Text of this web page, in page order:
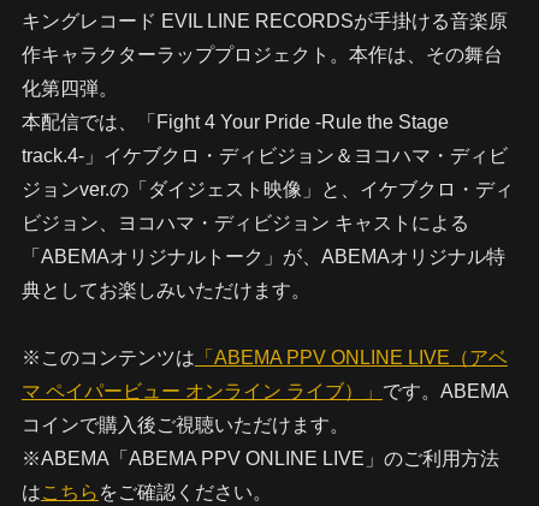
キングレコード EVIL LINE RECORDSが手掛ける音楽原
作キャラクターラッププロジェクト。本作は、その舞台
化第四弾。
本配信では、「Fight 4 Your Pride -Rule the Stage
track.4-」イケブクロ・ディビジョン＆ヨコハマ・ディビ
ジョンver.の「ダイジェスト映像」と、イケブクロ・ディ
ビジョン、ヨコハマ・ディビジョン キャストによる
「ABEMAオリジナルトーク」が、ABEMAオリジナル特
典としてお楽しみいただけます。
※このコンテンツは 「ABEMA PPV ONLINE LIVE（アベ
マ ペイパービュー オンライン ライブ）」 です。ABEMA
コインで購入後ご視聴いただけます。
※ABEMA「ABEMA PPV ONLINE LIVE」のご利用方法
はこちら をご確認ください。